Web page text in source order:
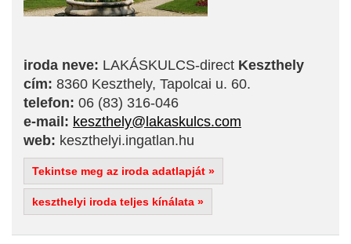
iroda neve: LAKÁSKULCS-direct Keszthely
cím: 8360 Keszthely, Tapolcai u. 60.
telefon: 06 (83) 316-046
e-mail: keszthely@lakaskulcs.com
web: keszthelyi.ingatlan.hu
Tekintse meg az iroda adatlapját »
keszthelyi iroda teljes kínálata »